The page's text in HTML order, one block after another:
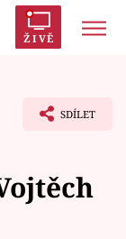
ŽIVĚ
SDÍLET